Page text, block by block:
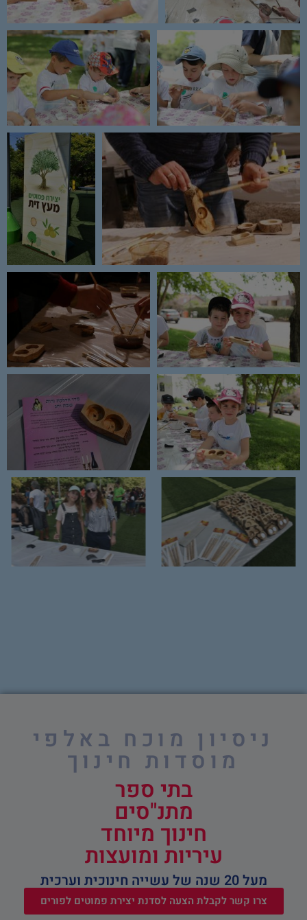
ניסיון מוכח באלפי
מוסדות חינוך
בתי ספר
מתנ"סים
חינוך מיוחד
עיריות ומועצות
מעל 20 שנה של עשייה חינוכית וערכית
צרו קשר לקבלת הצעה לסדנת יצירת פמוטים לפורים